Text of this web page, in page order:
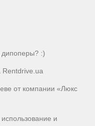
дипоперы? :)
Rentdrive.ua
от компании «Люкс
и